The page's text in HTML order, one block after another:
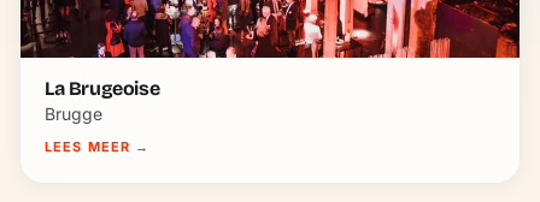
La Brugeoise
Brugge
LEES MEER →